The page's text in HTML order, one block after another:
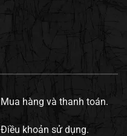
Mua hàng và thanh toán.
Điều khoản sử dụng.